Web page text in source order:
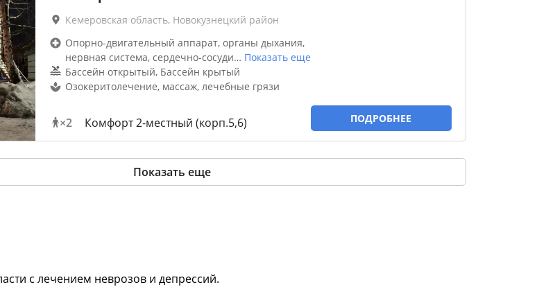
Кемеровская область, Новокузнецкий район
Опорно-двигательный аппарат, органы дыхания,
нервная система, сердечно-сосуди… Показать еще
Бассейн открытый, Бассейн крытый
Озокеритолечение, массаж, лечебные грязи
×2 Комфорт 2-местный (корп.5,6) ПОДРОБНЕЕ
Показать еще
с лечением неврозов и депрессий.